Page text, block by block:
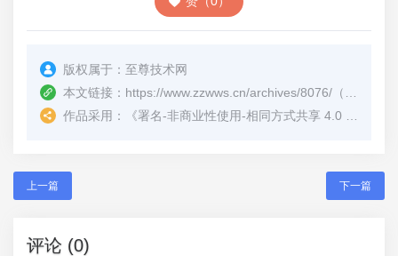
版权属于： 至尊技术网
本文链接： https://www.zzwws.cn/archives/8076/ （转载时请注明本文出处及文章链接）
作品采用：
《署名-非商业性使用-相同方式共享 4.0 国际 (CC BY-NC-SA 4.0)
上一篇 下一篇
评论 (0)